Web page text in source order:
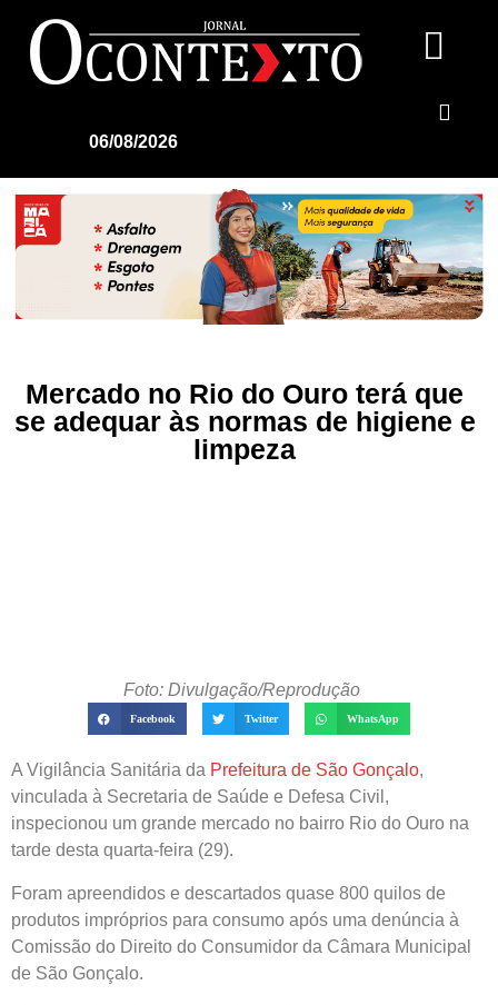
06/08/2026
Mercado no Rio do Ouro terá que
se adequar às normas de higiene e
limpeza
Foto: Divulgação/Reprodução
Facebook Twitter WhatsApp
A Vigilância Sanitária da Prefeitura de São Gonçalo,
vinculada à Secretaria de Saúde e Defesa Civil,
inspecionou um grande mercado no bairro Rio do Ouro na
tarde desta quarta-feira (29).
Foram apreendidos e descartados quase 800 quilos de
produtos impróprios para consumo após uma denúncia à
Comissão do Direito do Consumidor da Câmara Municipal
de São Gonçalo.